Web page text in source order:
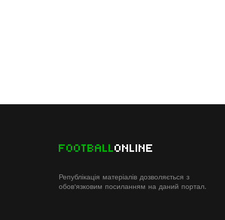
FOOTBALLONLINE
Републікація матеріалів дозволяється з
обов'язковим посиланням на даний портал.